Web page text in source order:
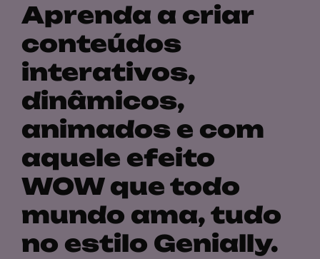
Aprenda a criar
conteúdos
interativos,
dinâmicos,
animados e com
aquele efeito
WOW que todo
mundo ama, tudo
no estilo Genially.